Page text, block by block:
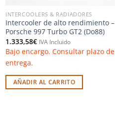
INTERCOOLERS & RADIADORES
Intercooler de alto rendimiento –
Porsche 997 Turbo GT2 (Do88)
1.333,58€ IVA Incluido
Bajo encargo. Consultar plazo de
entrega.
AÑADIR AL CARRITO